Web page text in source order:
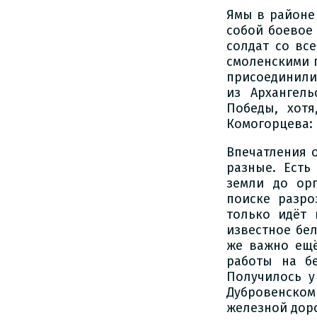
Ямы в районе
собой боевое
солдат со
смоленскими
из
Победы,
Комогорцева:
Впечатления
разные.
земли до
поиске
только
известное
же важно
работы на
Получилось
железной